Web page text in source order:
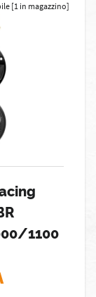
[1 in magazzino]
1100